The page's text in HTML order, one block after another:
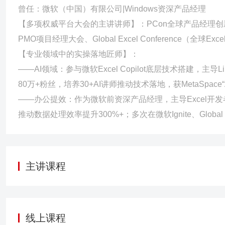
曾任：微软（中国）有限公司|Windows资深产品经理
【多项权威平台大会的主讲讲师】：PCon全球产品经理
PMO项目经理大会、Global Excel Conference（全球
【专业领域中的实操落地匠师】：
——AI领域：参与微软Excel Copilot底层技术搭建，主导
80万+粉丝，培养30+AI讲师推动技术落地，获
——办公提效：作为微软前资深产品经理，主导Excel开
主讲课程
线上课程